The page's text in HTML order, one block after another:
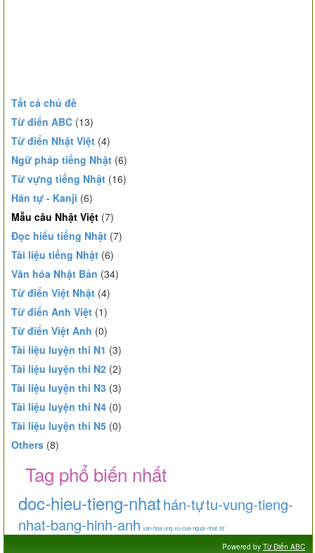
Tất cả chủ đề
Từ điển ABC (13)
Từ điển Nhật Việt (4)
Ngữ pháp tiếng Nhật (6)
Từ vựng tiếng Nhật (16)
Hán tự - Kanji (6)
Mẫu câu Nhật Việt (7)
Đọc hiểu tiếng Nhật (7)
Tài liệu tiếng Nhật (6)
Văn hóa Nhật Bản (34)
Từ điển Việt Nhật (4)
Từ điển Anh Việt (1)
Từ điển Việt Anh (0)
Tài liệu luyện thi N1 (3)
Tài liệu luyện thi N2 (2)
Tài liệu luyện thi N3 (3)
Tài liệu luyện thi N4 (0)
Tài liệu luyện thi N5 (0)
Others (8)
Tag phổ biến nhất
doc-hieu-tieng-nhathán-tựtu-vung-tieng-
nhat-bang-hinh-anh van-hoa-ung-xu-cua-nguoi-nhat từ
Powered by Từ Điển ABC